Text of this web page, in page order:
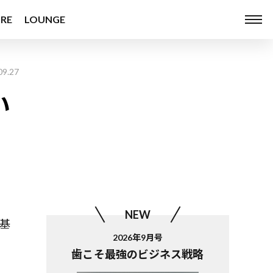
LOUNGE
NEW
2026年9月号
歯こそ最強のビジネス戦略